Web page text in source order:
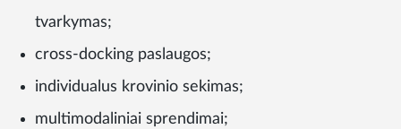
tvarkymas;
cross-docking paslaugos;
individualus krovinio sekimas;
multimodaliniai sprendimai;